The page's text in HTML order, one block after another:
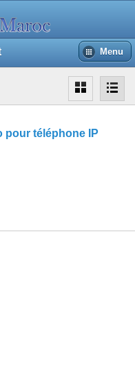
Menu
pour téléphone IP